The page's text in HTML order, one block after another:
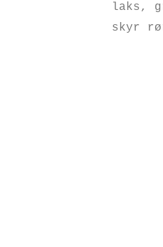
laks,
skyr